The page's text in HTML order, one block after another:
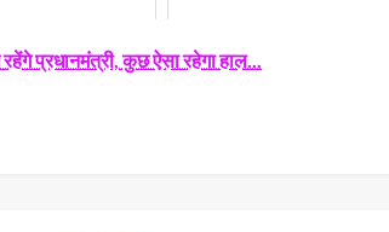
प्रधानमंत्री, कुछ ऐसा रहेगा हाल...